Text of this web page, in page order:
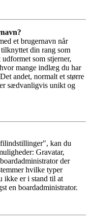
et brugernavn når
din rang som
som stjerner,
mange indlæg du har
andet, normalt et større
sædvanligvis unikt og
kan du
Gravatar,
der
hvilke typer
ikke er i stand til at
en boardadministrator.